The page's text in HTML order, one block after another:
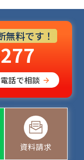
無料です！
電話で相談
資料請求